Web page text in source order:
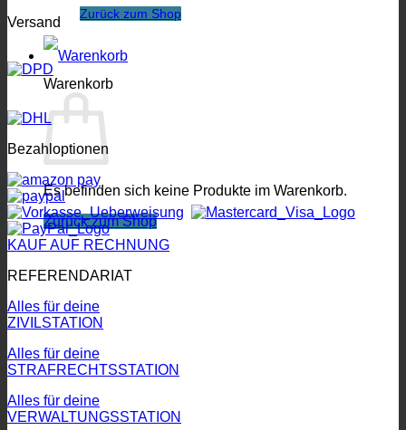
Zurück zum Shop
Warenkorb
Es befinden sich keine Produkte im Warenkorb.
Zurück zum Shop
Versand
Bezahloptionen
KAUF AUF RECHNUNG
REFERENDARIAT
Alles für deine
ZIVILSTATION
Alles für deine
STRAFRECHTSSTATION
Alles für deine
VERWALTUNGSSTATION